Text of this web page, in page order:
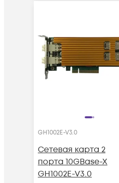
GH1002E-V3.0
Сетевая карта 2
порта 10GBase-X
GH1002E-V3.0